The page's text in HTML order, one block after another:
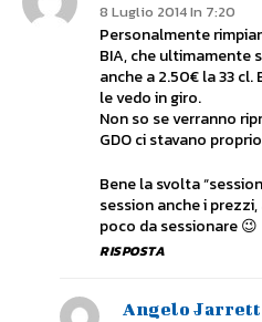
8 Luglio 2014 In 7:20
Personalmente
BIA, che ultimamente
anche a 2.50€ la 33 cl.
le vedo in giro.
Non so se verranno
GDO ci stavano
Bene la svolta
session anche i
poco da sessionare 😉
RISPOSTA
Angelo Jarrett